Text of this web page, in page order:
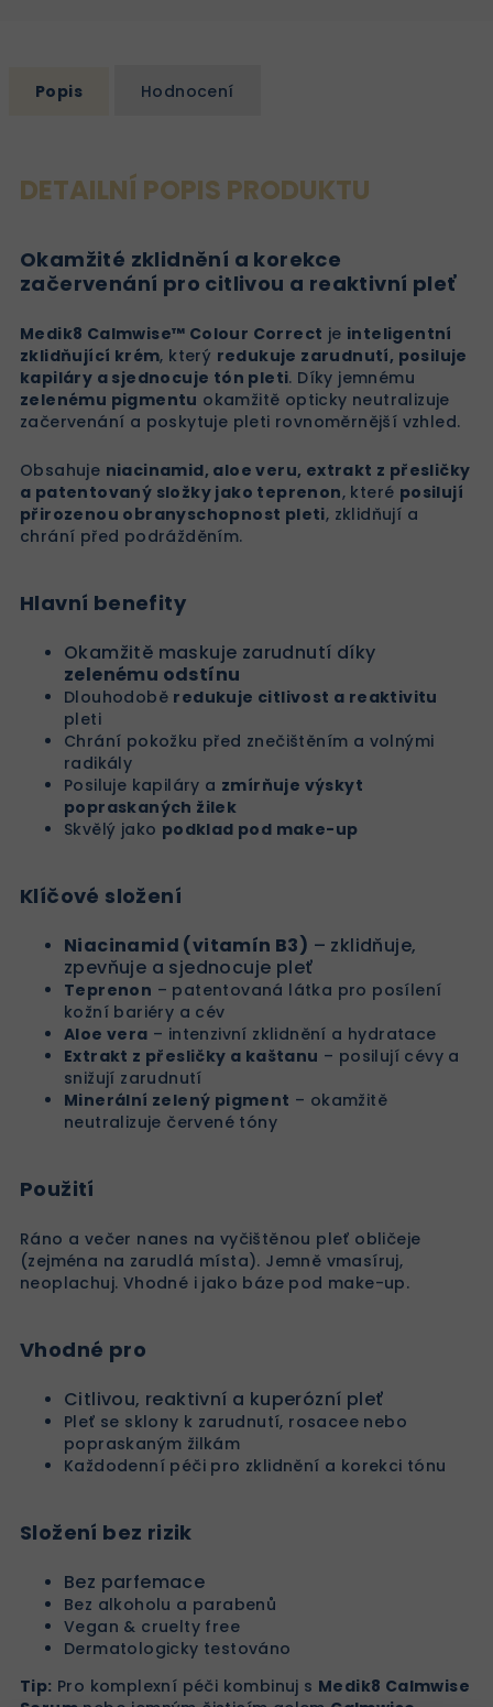
Popis Hodnocení
DETAILNÍ POPIS PRODUKTU
Okamžité zklidnění a korekce
začervenání pro citlivou a reaktivní pleť
Medik8 Calmwise™ Colour Correct je inteligentní
zklidňující krém, který redukuje zarudnutí, posiluje
kapiláry a sjednocuje tón pleti. Díky jemnému
zelenému pigmentu okamžitě opticky neutralizuje
začervenání a poskytuje pleti rovnoměrnější vzhled.
Obsahuje niacinamid, aloe veru, extrakt z přesličky
a patentovaný složky jako teprenon, které posilují
přirozenou obranyschopnost pleti, zklidňují a
chrání před podrážděním.
Hlavní benefity
Okamžitě maskuje zarudnutí díky
zelenému odstínu
Dlouhodobě redukuje citlivost a reaktivitu
pleti
Chrání pokožku před znečištěním a volnými
radikály
Posiluje kapiláry a zmírňuje výskyt
popraskaných žilek
Skvělý jako podklad pod make-up
Klíčové složení
Niacinamid (vitamín B3) – zklidňuje,
zpevňuje a sjednocuje pleť
Teprenon – patentovaná látka pro posílení
kožní bariéry a cév
Aloe vera – intenzivní zklidnění a hydratace
Extrakt z přesličky a kaštanu – posilují cévy a
snižují zarudnutí
Minerální zelený pigment – okamžitě
neutralizuje červené tóny
Použití
Ráno a večer nanes na vyčištěnou pleť obličeje
(zejména na zarudlá místa). Jemně vmasíruj,
neoplachuj. Vhodné i jako báze pod make-up.
Vhodné pro
Citlivou, reaktivní a kuperózní pleť
Pleť se sklony k zarudnutí, rosacee nebo
popraskaným žilkám
Každodenní péči pro zklidnění a korekci tónu
Složení bez rizik
Bez parfemace
Bez alkoholu a parabenů
Vegan & cruelty free
Dermatologicky testováno
Tip: Pro komplexní péči kombinuj s Medik8 Calmwise